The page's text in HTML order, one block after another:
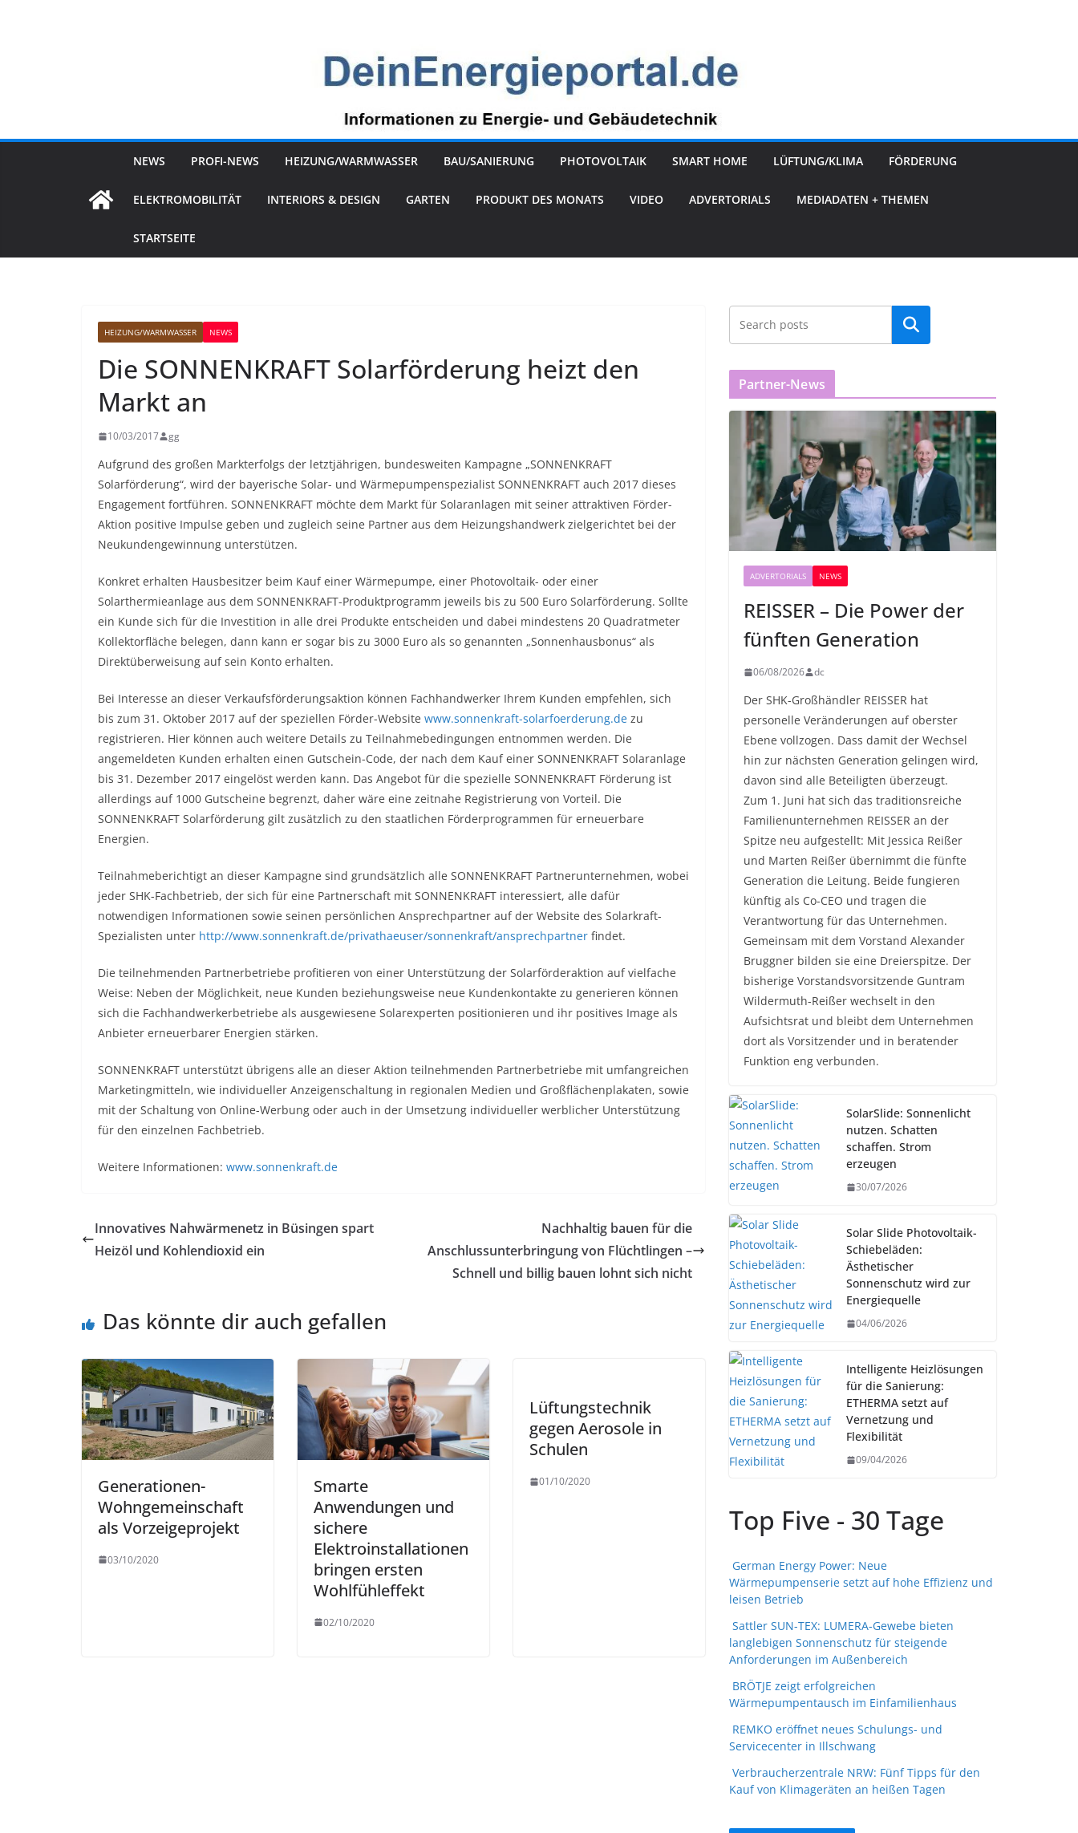
NEWS PROFI-NEWS HEIZUNG/WARMWASSER BAU/SANIERUNG PHOTOVOLTAIK SMART HOME LÜFTUNG/KLIMA FÖRDERUNG
ELEKTROMOBILITÄT INTERIORS & DESIGN GARTEN PRODUKT DES MONATS VIDEO ADVERTORIALS MEDIADATEN + THEMEN
STARTSEITE
HEIZUNG/WARMWASSER NEWS
Die SONNENKRAFT Solarförderung heizt den
Markt an
10/03/2017 gg
Aufgrund des großen Markterfolgs der letztjährigen, bundesweiten Kampagne „SONNENKRAFT
Solarförderung“, wird der bayerische Solar- und Wärmepumpenspezialist SONNENKRAFT auch 2017 dieses
Engagement fortführen. SONNENKRAFT möchte dem Markt für Solaranlagen mit seiner attraktiven Förder-
Aktion positive Impulse geben und zugleich seine Partner aus dem Heizungshandwerk zielgerichtet bei der
Neukundengewinnung unterstützen.
Konkret erhalten Hausbesitzer beim Kauf einer Wärmepumpe, einer Photovoltaik- oder einer
Solarthermieanlage aus dem SONNENKRAFT-Produktprogramm jeweils bis zu 500 Euro Solarförderung. Sollte
ein Kunde sich für die Investition in alle drei Produkte entscheiden und dabei mindestens 20 Quadratmeter
Kollektorfläche belegen, dann kann er sogar bis zu 3000 Euro als so genannten „Sonnenhausbonus“ als
Direktüberweisung auf sein Konto erhalten.
Bei Interesse an dieser Verkaufsförderungsaktion können Fachhandwerker Ihrem Kunden empfehlen, sich
bis zum 31. Oktober 2017 auf der speziellen Förder-Website www.sonnenkraft-solarfoerderung.de zu
registrieren. Hier können auch weitere Details zu Teilnahmebedingungen entnommen werden. Die
angemeldeten Kunden erhalten einen Gutschein-Code, der nach dem Kauf einer SONNENKRAFT Solaranlage
bis 31. Dezember 2017 eingelöst werden kann. Das Angebot für die spezielle SONNENKRAFT Förderung ist
allerdings auf 1000 Gutscheine begrenzt, daher wäre eine zeitnahe Registrierung von Vorteil. Die
SONNENKRAFT Solarförderung gilt zusätzlich zu den staatlichen Förderprogrammen für erneuerbare
Energien.
Teilnahmeberichtigt an dieser Kampagne sind grundsätzlich alle SONNENKRAFT Partnerunternehmen, wobei
jeder SHK-Fachbetrieb, der sich für eine Partnerschaft mit SONNENKRAFT interessiert, alle dafür
notwendigen Informationen sowie seinen persönlichen Ansprechpartner auf der Website des Solarkraft-
Spezialisten unter http://www.sonnenkraft.de/privathaeuser/sonnenkraft/ansprechpartner findet.
Die teilnehmenden Partnerbetriebe profitieren von einer Unterstützung der Solarförderaktion auf vielfache
Weise: Neben der Möglichkeit, neue Kunden beziehungsweise neue Kundenkontakte zu generieren können
sich die Fachhandwerkerbetriebe als ausgewiesene Solarexperten positionieren und ihr positives Image als
Anbieter erneuerbarer Energien stärken.
SONNENKRAFT unterstützt übrigens alle an dieser Aktion teilnehmenden Partnerbetriebe mit umfangreichen
Marketingmitteln, wie individueller Anzeigenschaltung in regionalen Medien und Großflächenplakaten, sowie
mit der Schaltung von Online-Werbung oder auch in der Umsetzung individueller werblicher Unterstützung
für den einzelnen Fachbetrieb.
Weitere Informationen: www.sonnenkraft.de
Innovatives Nahwärmenetz in Büsingen spart
Heizöl und Kohlendioxid ein
Nachhaltig bauen für die
Anschlussunterbringung von Flüchtlingen –
Schnell und billig bauen lohnt sich nicht
Das könnte dir auch gefallen
Generationen-
Wohngemeinschaft
als Vorzeigeprojekt
03/10/2020
Smarte
Anwendungen und
sichere
Elektroinstallationen
bringen ersten
Wohlfühleffekt
02/10/2020
Lüftungstechnik
gegen Aerosole in
Schulen
01/10/2020
Partner-News
ADVERTORIALS NEWS
REISSER – Die Power der
fünften Generation
06/08/2026 dc
Der SHK-Großhändler REISSER hat
personelle Veränderungen auf oberster
Ebene vollzogen. Dass damit der Wechsel
hin zur nächsten Generation gelingen wird,
davon sind alle Beteiligten überzeugt.
Zum 1. Juni hat sich das traditionsreiche
Familienunternehmen REISSER an der
Spitze neu aufgestellt: Mit Jessica Reißer
und Marten Reißer übernimmt die fünfte
Generation die Leitung. Beide fungieren
künftig als Co-CEO und tragen die
Verantwortung für das Unternehmen.
Gemeinsam mit dem Vorstand Alexander
Bruggner bilden sie eine Dreierspitze. Der
bisherige Vorstandsvorsitzende Guntram
Wildermuth-Reißer wechselt in den
Aufsichtsrat und bleibt dem Unternehmen
dort als Vorsitzender und in beratender
Funktion eng verbunden.
SolarSlide: Sonnenlicht
nutzen. Schatten
schaffen. Strom
erzeugen
30/07/2026
Solar Slide Photovoltaik-
Schiebeläden:
Ästhetischer
Sonnenschutz wird zur
Energiequelle
04/06/2026
Intelligente Heizlösungen
für die Sanierung:
ETHERMA setzt auf
Vernetzung und
Flexibilität
09/04/2026
Top Five - 30 Tage
German Energy Power: Neue
Wärmepumpenserie setzt auf hohe Effizienz und
leisen Betrieb
Sattler SUN-TEX: LUMERA-Gewebe bieten
langlebigen Sonnenschutz für steigende
Anforderungen im Außenbereich
BRÖTJE zeigt erfolgreichen
Wärmepumpentausch im Einfamilienhaus
REMKO eröffnet neues Schulungs- und
Servicecenter in Illschwang
Verbraucherzentrale NRW: Fünf Tipps für den
Kauf von Klimageräten an heißen Tagen